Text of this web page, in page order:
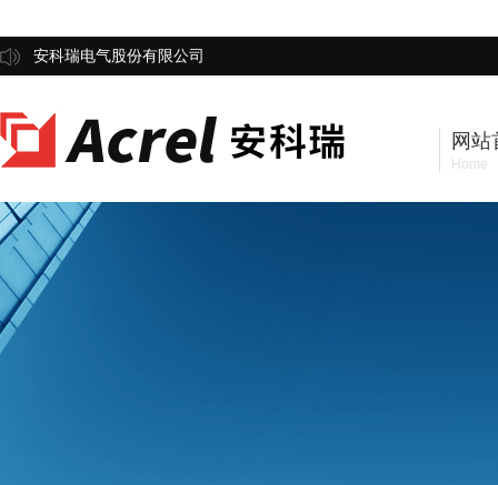
安科瑞电气股份有限公司
网站
Home